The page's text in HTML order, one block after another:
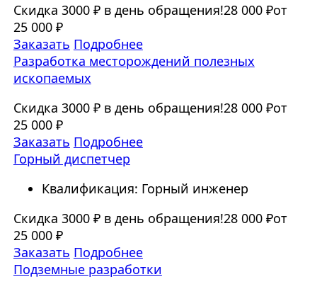
Скидка 3000 ₽ в день обращения!28 000 ₽от
25 000 ₽
Заказать Подробнее
Разработка месторождений полезных
ископаемых
Скидка 3000 ₽ в день обращения!28 000 ₽от
25 000 ₽
Заказать Подробнее
Горный диспетчер
Квалификация: Горный инженер
Скидка 3000 ₽ в день обращения!28 000 ₽от
25 000 ₽
Заказать Подробнее
Подземные разработки